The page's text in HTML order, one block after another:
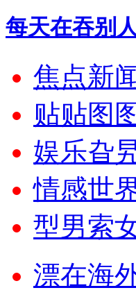
每天在吞别
焦点新
贴贴图
娱乐旮
情感世
型男索
漂在海